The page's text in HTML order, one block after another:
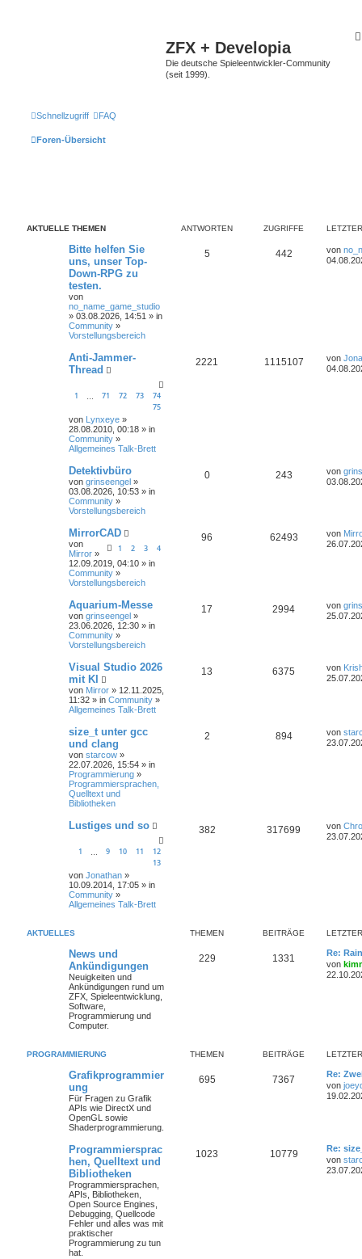
ZFX + Developia
Die deutsche Spieleentwickler-Community
(seit 1999).
Schnellzugriff FAQ
Foren-Übersicht
AKTUELLE THEMEN ANTWORTEN ZUGRIFFE
Bitte helfen Sie
uns, unser Top-
Down-RPG zu
testen.
von
no_name_game_studio
» 03.08.2026, 14:51 » in
Community »
Vorstellungsbereich
5 442 von
Anti-Jammer-
Thread
1 71 72 73
74
75
von Lynxeye »
28.08.2010, 00:18 » in
Community »
Allgemeines Talk-Brett
2221 1115107 von
Detektivbüro
von grinseengel »
03.08.2026, 10:53 » in
Community »
Vorstellungsbereich
0 243 von
MirrorCAD
1 2 3 4
von
Mirror »
12.09.2019, 04:10 » in
Community »
Vorstellungsbereich
96 62493 von
Aquarium-Messe
von grinseengel »
23.06.2026, 12:30 » in
Community »
Vorstellungsbereich
17 2994 von
Visual Studio 2026
mit KI
von Mirror » 12.11.2025,
11:32 » in Community »
Allgemeines Talk-Brett
13 6375 von
size_t unter gcc
und clang
von starcow »
22.07.2026, 15:54 » in
Programmierung »
Programmiersprachen,
Quelltext und
Bibliotheken
2 894 von
Lustiges und so
1 9 10 11
12
13
von Jonathan »
10.09.2014, 17:05 » in
Community »
Allgemeines Talk-Brett
382 317699 von
AKTUELLES THEMEN BEITRÄGE
News und
Ankündigungen
Neuigkeiten und
Ankündigungen rund um
ZFX, Spieleentwicklung,
Software,
Programmierung und
Computer.
229 1331
Re:
von
PROGRAMMIERUNG THEMEN BEITRÄGE
Grafikprogrammier
ung
Für Fragen zu Grafik
APIs wie DirectX und
OpenGL sowie
Shaderprogrammierung.
695 7367
Re:
von
Programmiersprac
hen, Quelltext und
Bibliotheken
Programmiersprachen,
APIs, Bibliotheken,
Open Source Engines,
Debugging, Quellcode
Fehler und alles was mit
praktischer
Programmierung zu tun
hat.
1023 10779
Re:
von